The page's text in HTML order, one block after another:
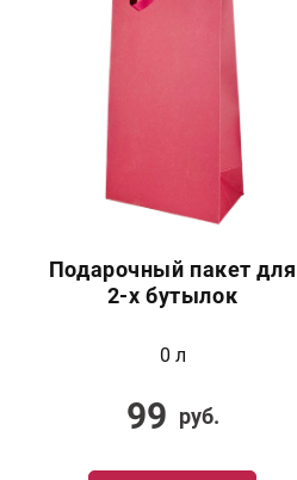
Подарочный пакет для
2-х бутылок
0 л
99 руб.